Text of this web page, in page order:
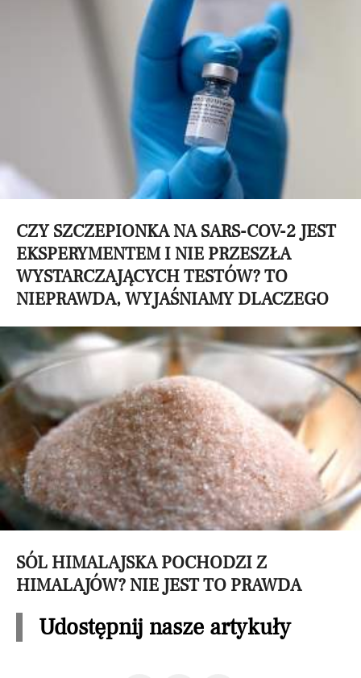
CZY SZCZEPIONKA NA SARS-COV-2 JEST
EKSPERYMENTEM I NIE PRZESZŁA
WYSTARCZAJĄCYCH TESTÓW? TO
NIEPRAWDA, WYJAŚNIAMY DLACZEGO
SÓL HIMALAJSKA POCHODZI Z
HIMALAJÓW? NIE JEST TO PRAWDA
Udostępnij nasze artykuły